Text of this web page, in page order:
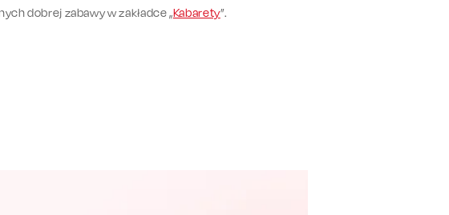
dobrej zabawy w zakładce „Kabarety”.